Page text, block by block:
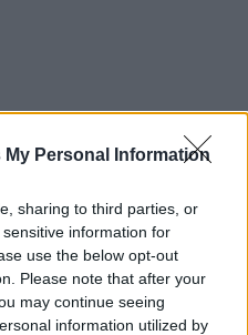
My Personal Information
sharing to third parties, or
information for
use the below opt-out
Please note that after your
may continue seeing
information utilized by